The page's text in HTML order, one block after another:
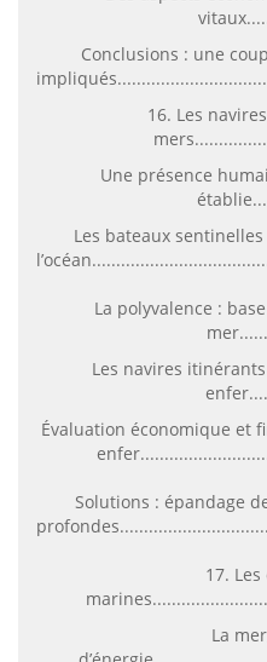
Conclusions : une
16. Les
Une présence
Les bateaux
La polyvalence :
Les navires
Évaluation économique et
Solutions : épandage
17.
La